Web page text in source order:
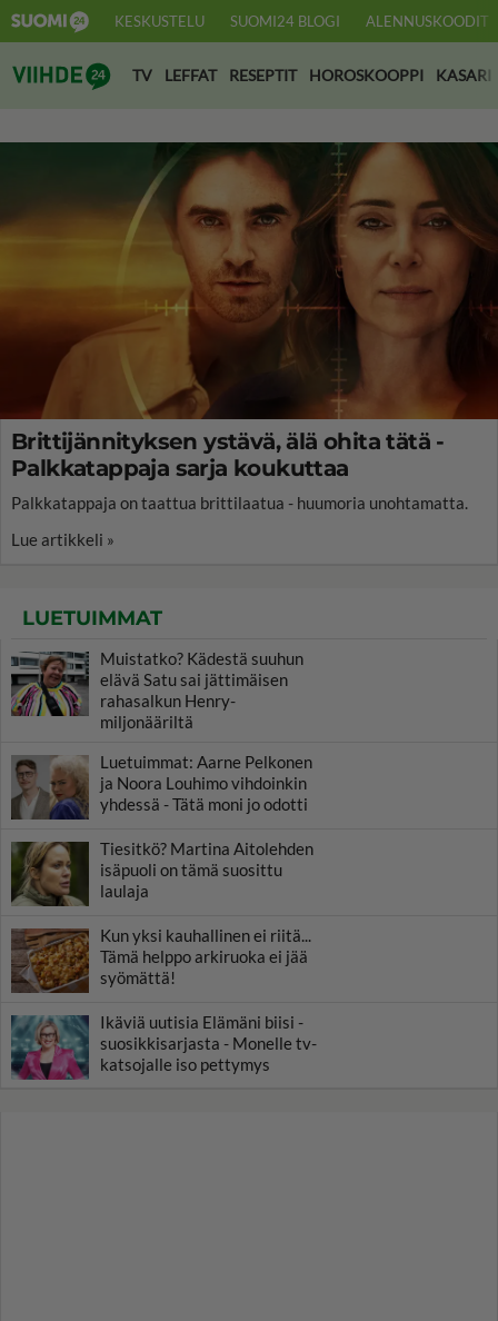
KESKUSTELU SUOMI24 BLOGI ALENNUSKOODIT
Suomi24 Viihde
TV LEFFAT RESEPTIT HOROSKOOPPI KASARI
Brittijännityksen ystävä, älä ohita tätä -
Palkkatappaja sarja koukuttaa
Palkkatappaja on taattua brittilaatua - huumoria unohtamatta.
Lue artikkeli »
LUETUIMMAT
Muistatko? Kädestä suuhun
elävä Satu sai jättimäisen
rahasalkun Henry-
miljonääriltä
Luetuimmat: Aarne Pelkonen
ja Noora Louhimo vihdoinkin
yhdessä - Tätä moni jo odotti
Tiesitkö? Martina Aitolehden
isäpuoli on tämä suosittu
laulaja
Kun yksi kauhallinen ei riitä...
Tämä helppo arkiruoka ei jää
syömättä!
Ikäviä uutisia Elämäni biisi -
suosikkisarjasta - Monelle tv-
katsojalle iso pettymys